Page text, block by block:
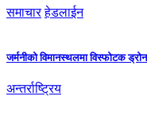
समाचार हेडलाईन
जर्मनीको विमानस्थलमा विस्फोटक
अन्तर्राष्ट्रिय